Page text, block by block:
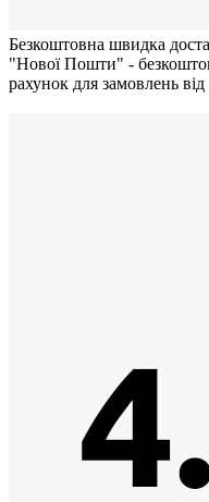
Безкоштовна швидка
"Нової Пошти" -
рахунок для замовлень